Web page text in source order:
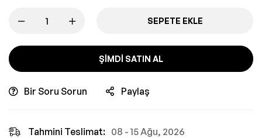
SEPETE EKLE
ŞIMDI SATIN AL
Bir Soru Sorun Paylaş
Tahmini Teslimat: 08 - 15 Ağu, 2026